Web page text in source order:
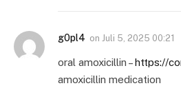
g0pl4 on Juli 5, 2025 00:21
oral amoxicillin –https://
amoxicillin medication